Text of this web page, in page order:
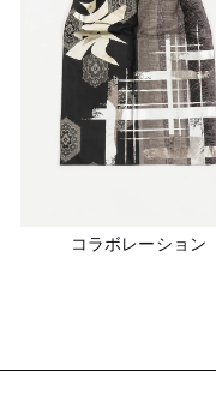
コラボレーション